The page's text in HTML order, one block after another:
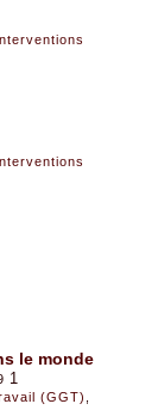
le monde
1
(GGT)